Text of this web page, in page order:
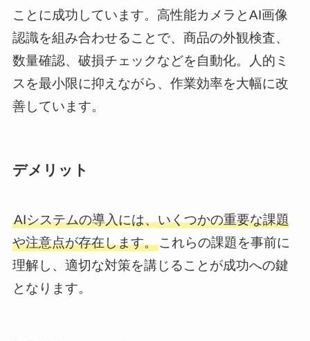
ことに成功しています。高性能カメラとAI画像
認識を組み合わせることで、商品の外観検査、
数量確認、破損チェックなどを自動化。人的ミ
スを最小限に抑えながら、作業効率を大幅に改
善しています。
デメリット
AIシステムの導入には、いくつかの重要な課題
や注意点が存在します。これらの課題を事前に
理解し、適切な対策を講じることが成功への鍵
となります。